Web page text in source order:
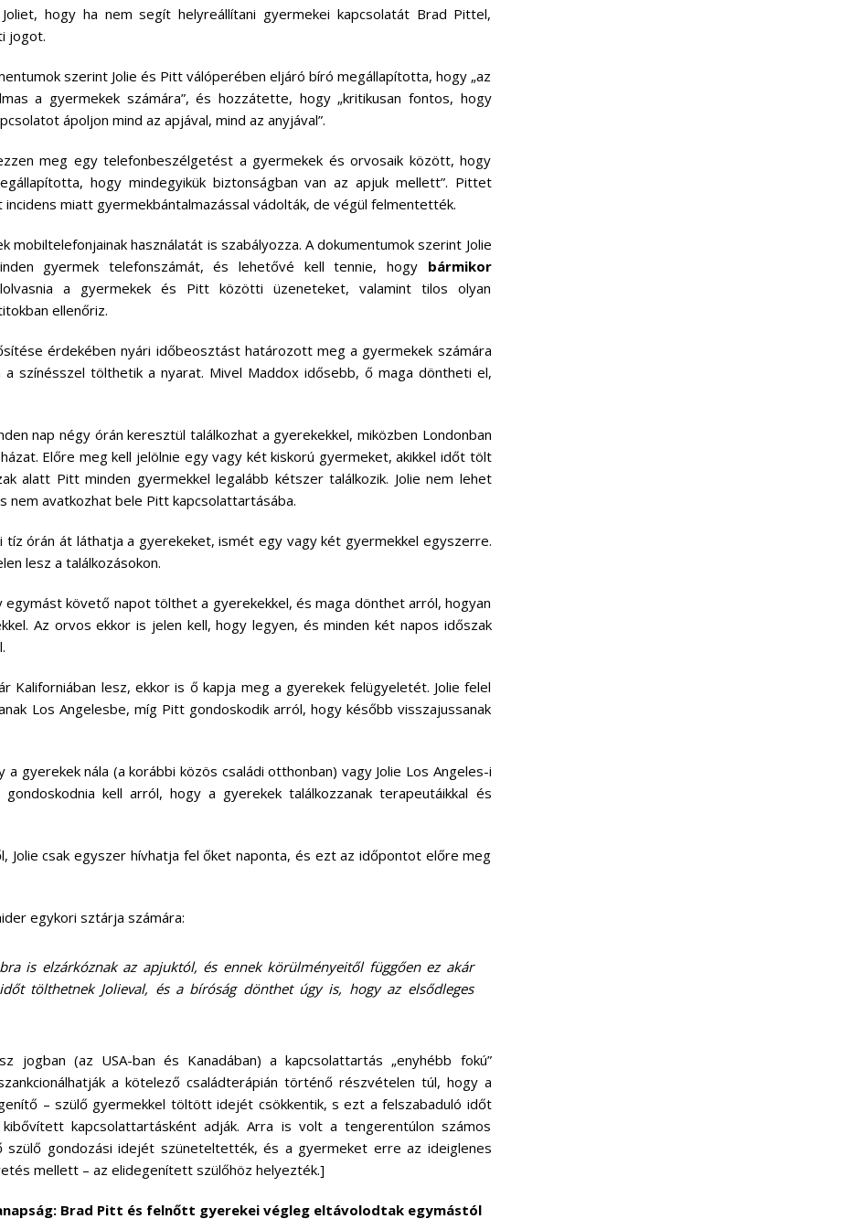
hogy ha nem segít helyreállítani gyermekei kapcsolatát Brad Pittel,
jogot.
szerint Jolie és Pitt válóperében eljáró bíró megállapította, hogy „az
a gyermekek számára”, és hozzátette, hogy „kritikusan fontos, hogy
ápoljon mind az apjával, mind az anyjával”.
meg egy telefonbeszélgetést a gyermekek és orvosaik között, hogy
hogy mindegyikük biztonságban van az apjuk mellett”. Pittet
miatt gyermekbántalmazással vádolták, de végül felmentették.
használatát is szabályozza. A dokumentumok szerint Jolie
gyermek telefonszámát, és lehetővé kell tennie, hogy bármikor
a gyermekek és Pitt közötti üzeneteket, valamint tilos olyan
ellenőriz.
érdekében nyári időbeosztást határozott meg a gyermekek számára
a színésszel tölthetik a nyarat. Mivel Maddox idősebb, ő maga döntheti el,
nap négy órán keresztül találkozhat a gyerekekkel, miközben Londonban
Előre meg kell jelölnie egy vagy két kiskorú gyermeket, akikkel időt tölt
alatt Pitt minden gyermekkel legalább kétszer találkozik. Jolie nem lehet
nem avatkozhat bele Pitt kapcsolattartásába.
tíz órán át láthatja a gyerekeket, ismét egy vagy két gyermekkel egyszerre.
lesz a találkozásokon.
egymást követő napot tölthet a gyerekekkel, és maga dönthet arról, hogyan
Az orvos ekkor is jelen kell, hogy legyen, és minden két napos időszak
Kaliforniában lesz, ekkor is ő kapja meg a gyerekek felügyeletét. Jolie felel
Los Angelesbe, míg Pitt gondoskodik arról, hogy később visszajussanak
gyerekek nála (a korábbi közös családi otthonban) vagy Jolie Los Angeles-i
gondoskodnia kell arról, hogy a gyerekek találkozzanak terapeutáikkal és
Jolie csak egyszer hívhatja fel őket naponta, és ezt az időpontot előre meg
egykori sztárja számára:
is elzárkóznak az apjuktól, és ennek körülményeitől függően ez akár
tölthetnek Jolieval, és a bíróság dönthet úgy is, hogy az elsődleges
jogban (az USA-ban és Kanadában) a kapcsolattartás „enyhébb fokú”
a kötelező családterápián történő részvételen túl, hogy a
– szülő gyermekkel töltött idejét csökkentik, s ezt a felszabaduló időt
kapcsolattartásként adják. Arra is volt a tengerentúlon számos
szülő gondozási idejét szüneteltették, és a gyermeket erre az ideiglenes
mellett – az elidegenített szülőhöz helyezték.]
Brad Pitt és felnőtt gyerekei végleg eltávolodtak egymástól